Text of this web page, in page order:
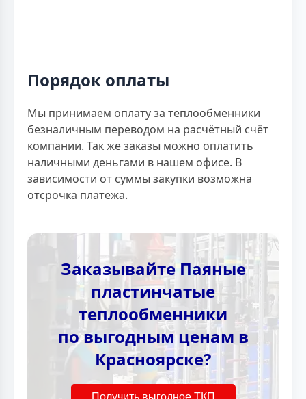
Порядок оплаты
Мы принимаем оплату за теплообменники
безналичным переводом на расчётный счёт
компании. Так же заказы можно оплатить
наличными деньгами в нашем офисе. В
зависимости от суммы закупки возможна
отсрочка платежа.
Заказывайте Паяные
пластинчатые
теплообменники
по выгодным ценам в
Красноярске?
Получить выгодное ТКП